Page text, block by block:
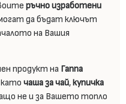
ръчно изработени
да бъдат ключът
на Вашия
продукт на Гаппа
като чаша за чай, купичка
не и за Вашето топло